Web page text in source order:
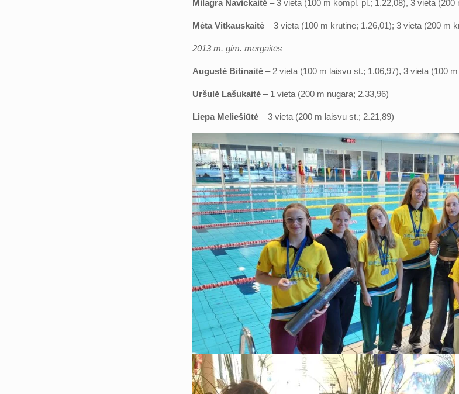
Milagra Navickaitė – 3 vieta (100 m kompl. pl.; 1.22,08), 3 vieta (200
Mėta Vitkauskaitė – 3 vieta (100 m krūtine; 1.26,01); 3 vieta (200 m
2013 m. gim. mergaitės
Augustė Bitinaitė – 2 vieta (100 m laisvu st.; 1.06,97), 3 vieta (100
Uršulė Lašukaitė– 1 vieta (200 m nugara; 2.33,96)
Liepa Meliešiūtė – 3 vieta (200 m laisvu st.; 2.21,89)